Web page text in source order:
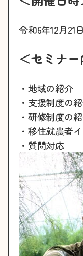
令和6年12月21
＜セミナ
・地域の紹介
・支援制度の
・研修制度の
・移住就農者
・質問対応